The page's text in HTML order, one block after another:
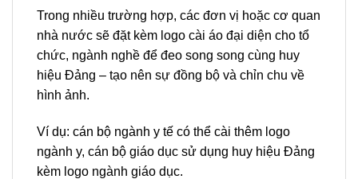
Trong nhiều trường hợp, các đơn vị hoặc cơ quan
nhà nước sẽ đặt kèm logo cài áo đại diện cho tổ
chức, ngành nghề để đeo song song cùng huy
hiệu Đảng – tạo nên sự đồng bộ và chỉn chu về
hình ảnh.
Ví dụ: cán bộ ngành y tế có thể cài thêm logo
ngành y, cán bộ giáo dục sử dụng huy hiệu Đảng
kèm logo ngành giáo dục.